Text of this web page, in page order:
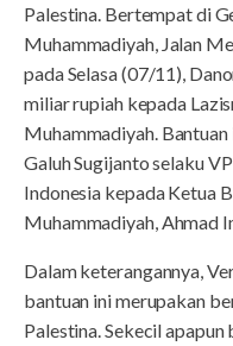
Palestina. Bertempat di
Muhammadiyah, Jalan
pada Selasa (07/11),
miliar rupiah kepada
Muhammadiyah.
Galuh Sugijanto selaku
Indonesia kepada Ketua
Muhammadiyah, Ahmad
Dalam keterangannya,
bantuan ini merupakan
Palestina. Sekecil